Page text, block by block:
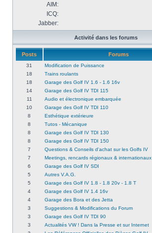
AIM:
ICQ:
Jabber:
Activité dans les forums
Posts Forums
31
Modification de Puissance
18
Trains roulants
18
Garage des Golf IV 1.6 - 1.6 16v
14
Garage des Golf IV TDI 115
11
Audio et électronique embarquée
10
Garage des Golf IV TDI 110
8
Esthétique extérieure
8
Tutos - Mécanique
8
Garage des Golf IV TDI 130
8
Garage des Golf IV TDI 150
7
Questions & Conseils d'achat sur les Golfs IV
7
Meetings, rencards régionaux & internationaux
6
Garage des Golf IV SDI
5
Autres V.A.G.
5
Garage des Golf IV 1.8 - 1.8 20v - 1.8 T
4
Garage des Golf IV 1.4 16v
4
Garage des Bora et des Jetta
3
Suggestions & Modifications du Forum
3
Garage des Golf IV TDI 90
3
Actualités VW ! Dans la Presse et sur Internet